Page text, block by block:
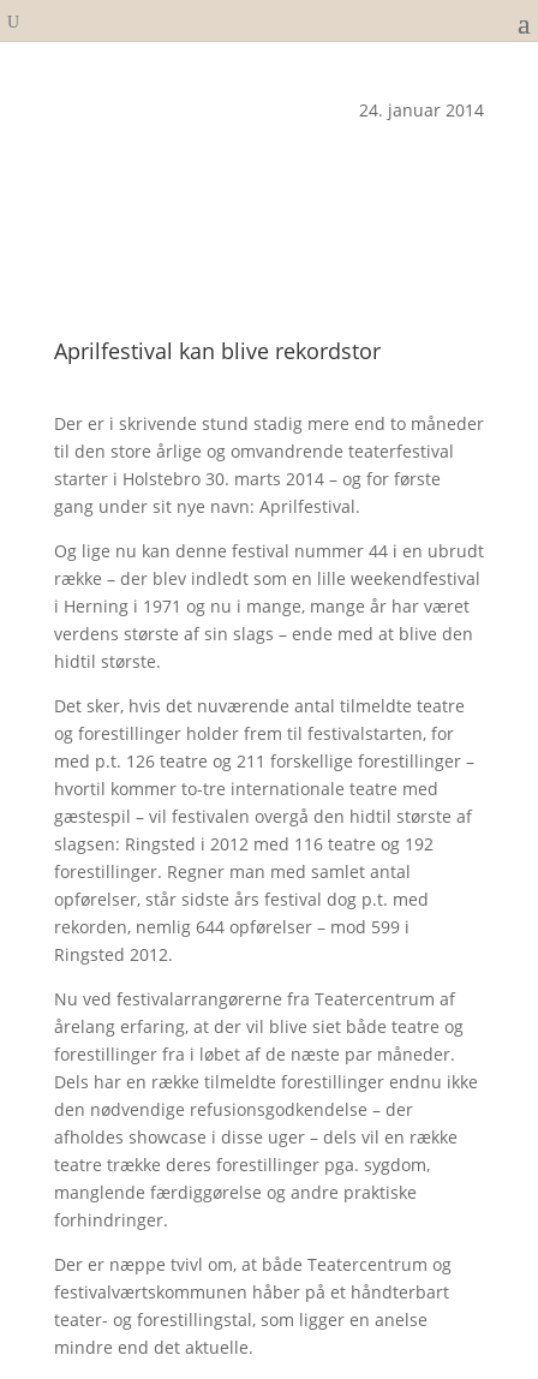
24. januar 2014
Aprilfestival kan blive rekordstor
Der er i skrivende stund stadig mere end to måneder
til den store årlige og omvandrende teaterfestival
starter i Holstebro 30. marts 2014 – og for første
gang under sit nye navn: Aprilfestival.
Og lige nu kan denne festival nummer 44 i en ubrudt
række – der blev indledt som en lille weekendfestival
i Herning i 1971 og nu i mange, mange år har været
verdens største af sin slags – ende med at blive den
hidtil største.
Det sker, hvis det nuværende antal tilmeldte teatre
og forestillinger holder frem til festivalstarten, for
med p.t. 126 teatre og 211 forskellige forestillinger –
hvortil kommer to-tre internationale teatre med
gæstespil – vil festivalen overgå den hidtil største af
slagsen: Ringsted i 2012 med 116 teatre og 192
forestillinger. Regner man med samlet antal
opførelser, står sidste års festival dog p.t. med
rekorden, nemlig 644 opførelser – mod 599 i
Ringsted 2012.
Nu ved festivalarrangørerne fra Teatercentrum af
årelang erfaring, at der vil blive siet både teatre og
forestillinger fra i løbet af de næste par måneder.
Dels har en række tilmeldte forestillinger endnu ikke
den nødvendige refusionsgodkendelse – der
afholdes showcase i disse uger – dels vil en række
teatre trække deres forestillinger pga. sygdom,
manglende færdiggørelse og andre praktiske
forhindringer.
Der er næppe tvivl om, at både Teatercentrum og
festivalværtskommunen håber på et håndterbart
teater- og forestillingstal, som ligger en anelse
mindre end det aktuelle.